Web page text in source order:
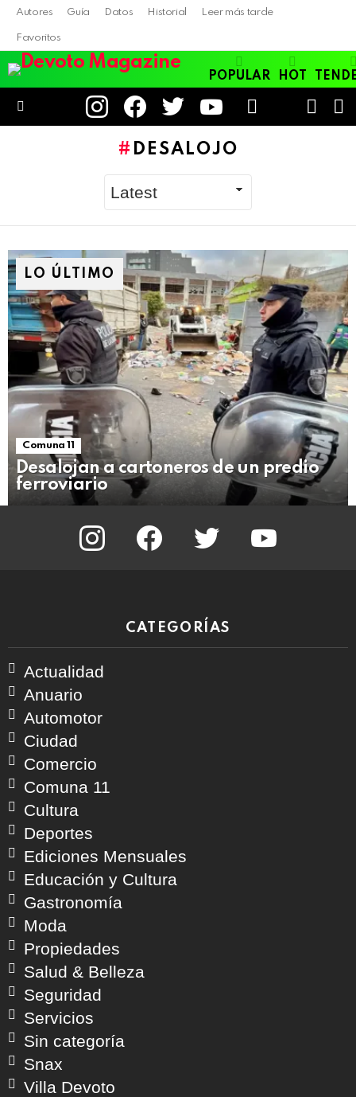
Autores Guía Datos Historial Leer más tarde
Favoritos
POPULAR HOT
instagramfacebooktwitter youtube
SKIN
DESALOJO
LO ÚLTIMO
Comuna 11
Desalojan a cartoneros de un predio
ferroviario
instagram facebook twitter
CATEGORÍAS
Actualidad
Anuario
Automotor
Ciudad
Comercio
Comuna 11
Cultura
Deportes
Ediciones Mensuales
Educación y Cultura
Gastronomía
Moda
Propiedades
Salud & Belleza
Seguridad
Servicios
Sin categoría
Snax
Villa Devoto